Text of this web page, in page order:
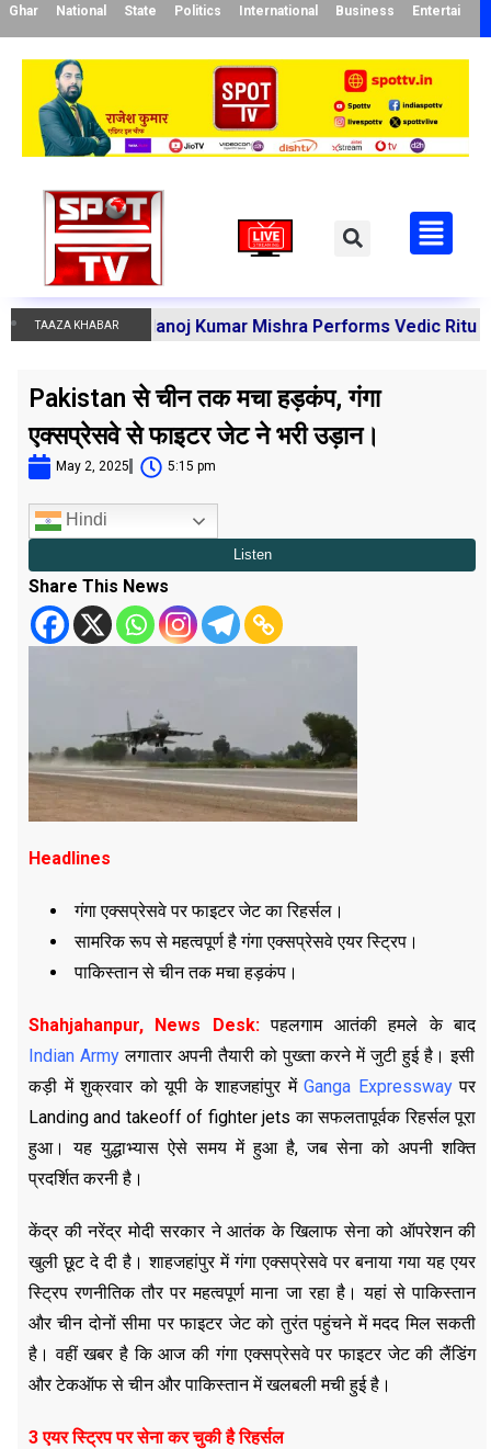
Ghar National State Politics International Business
TAAZA KHABAR
Manoj Kumar Mishra Performs Vedic Rituals for
Pakistan से चीन तक मचा हड़कंप, गंगा
एक्सप्रेसवे से फाइटर जेट ने भरी उड़ान।
May 2, 2025 5:15 pm
Hindi
Share This News
Headlines
गंगा एक्सप्रेसवे पर फाइटर जेट का रिहर्सल।
सामरिक रूप से महत्वपूर्ण है गंगा एक्सप्रेसवे एयर स्ट्रिप।
पाकिस्तान से चीन तक मचा हड़कंप।
Shahjahanpur, News Desk:पहलगाम आतंकी हमले के बाद
Indian Armyलगातार अपनी तैयारी को पुख्ता करने में जुटी हुई है। इसी
कड़ी में शुक्रवार को यूपी के शाहजहांपुर में Ganga Expresswayपर
Landing and takeoff of fighter jets का सफलतापूर्वक रिहर्सल पूरा
हुआ। यह युद्धाभ्यास ऐसे समय में हुआ है, जब सेना को अपनी शक्ति
प्रदर्शित करनी है।
केंद्र की नरेंद्र मोदी सरकार ने आतंक के खिलाफ सेना को ऑपरेशन की
खुली छूट दे दी है। शाहजहांपुर में गंगा एक्सप्रेसवे पर बनाया गया यह एयर
स्ट्रिप रणनीतिक तौर पर महत्वपूर्ण माना जा रहा है। यहां से पाकिस्तान
और चीन दोनों सीमा पर फाइटर जेट को तुरंत पहुंचने में मदद मिल सकती
है। वहीं खबर है कि आज की गंगा एक्सप्रेसवे पर फाइटर जेट की लैंडिंग
और टेकऑफ से चीन और पाकिस्तान में खलबली मची हुई है।
3 एयर स्ट्रिप पर सेना कर चुकी है रिहर्सल